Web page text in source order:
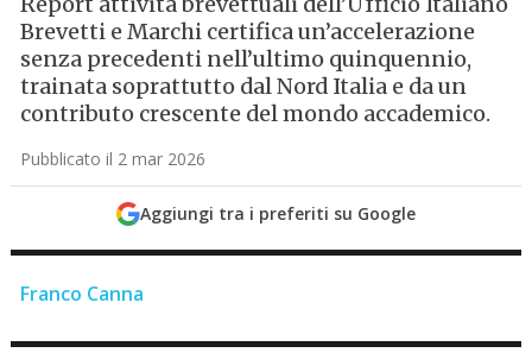
Brevetti e Marchi certifica un’accelerazione
senza precedenti nell’ultimo quinquennio,
trainata soprattutto dal Nord Italia e da un
contributo crescente del mondo accademico.
Pubblicato il 2 mar 2026
Aggiungi tra i preferiti su Google
Franco Canna